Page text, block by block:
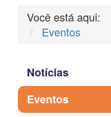
Você está aqui:
Eventos
Notícias
Eventos